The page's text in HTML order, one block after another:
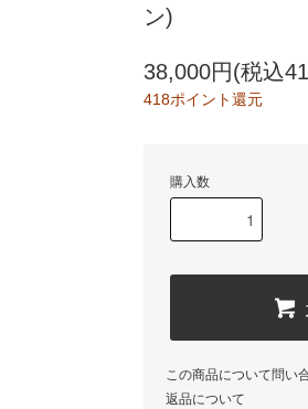
ン)
38,000円(税込
418ポイント還元
購入数
この商品について問い
返品について